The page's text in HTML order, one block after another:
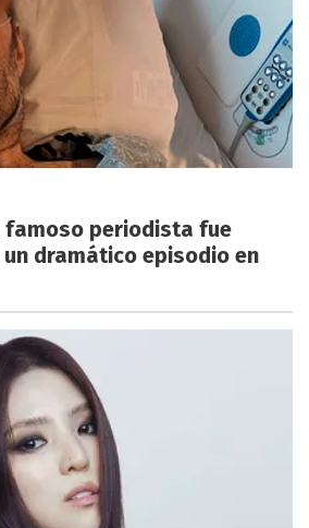
famoso periodista fue
dramático episodio en